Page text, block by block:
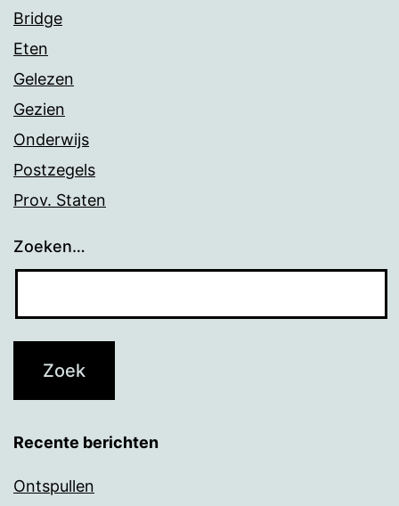
Bridge
Eten
Gelezen
Gezien
Onderwijs
Postzegels
Prov. Staten
Zoeken…
Recente berichten
Ontspullen